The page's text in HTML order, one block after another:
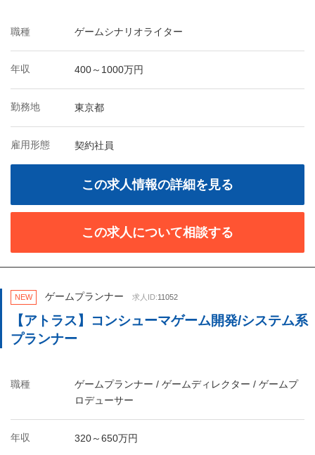
職種 ゲームシナリオライター
年収 400～1000万円
勤務地 東京都
雇用形態 契約社員
この求人情報の詳細を見る
この求人について相談する
NEW ゲームプランナー 求人ID:11052
【アトラス】コンシューマゲーム開発/システム系
プランナー
職種
ゲームプランナー / ゲームディレクター / ゲームプ
ロデューサー
年収 320～650万円